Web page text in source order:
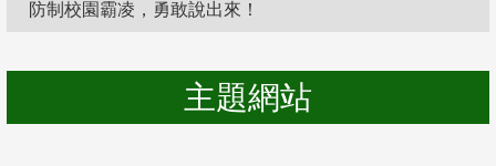
防制校園霸凌，勇敢說出來！
主題網站